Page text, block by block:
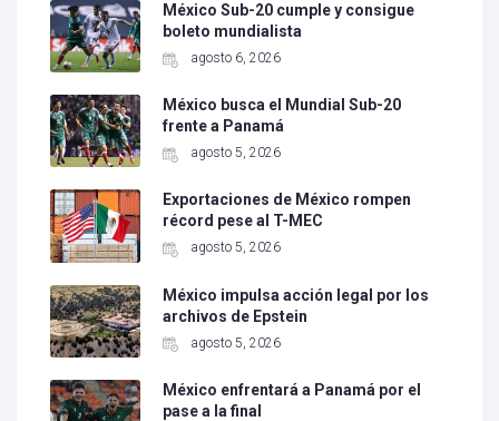
México Sub-20 cumple y consigue
boleto mundialista
agosto 6, 2026
México busca el Mundial Sub-20
frente a Panamá
agosto 5, 2026
Exportaciones de México rompen
récord pese al T-MEC
agosto 5, 2026
México impulsa acción legal por los
archivos de Epstein
agosto 5, 2026
México enfrentará a Panamá por el
pase a la final